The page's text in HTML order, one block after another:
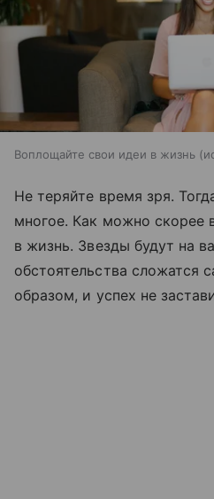
Воплощайте свои идеи в жизнь
Не теряйте время зря.
многое. Как можно скорее
в жизнь. Звезды будут на
обстоятельства сложатся
образом, и успех не